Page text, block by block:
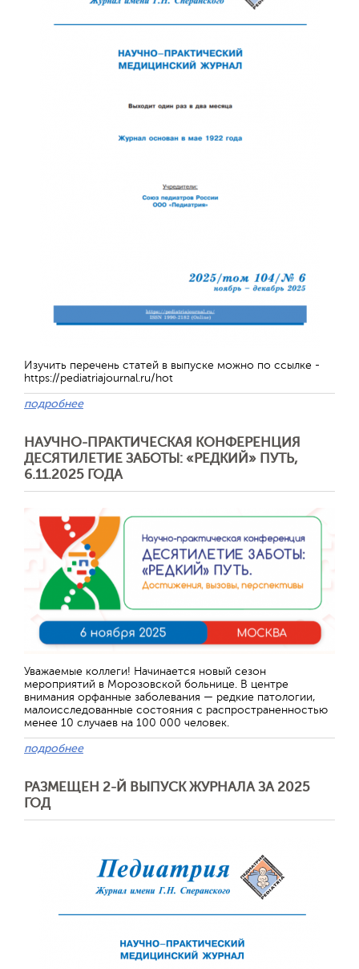
Изучить перечень статей в выпуске можно по ссылке -
https://pediatriajournal.ru/hot
подробнее
НАУЧНО-ПРАКТИЧЕСКАЯ КОНФЕРЕНЦИЯ
ДЕСЯТИЛЕТИЕ ЗАБОТЫ: «РЕДКИЙ» ПУТЬ,
6.11.2025 ГОДА
Уважаемые коллеги! Начинается новый сезон
мероприятий в Морозовской больнице. В центре
внимания орфанные заболевания — редкие патологии,
малоисследованные состояния с распространенностью
менее 10 случаев на 100 000 человек.
подробнее
РАЗМЕЩЕН 2-Й ВЫПУСК ЖУРНАЛА ЗА 2025
ГОД